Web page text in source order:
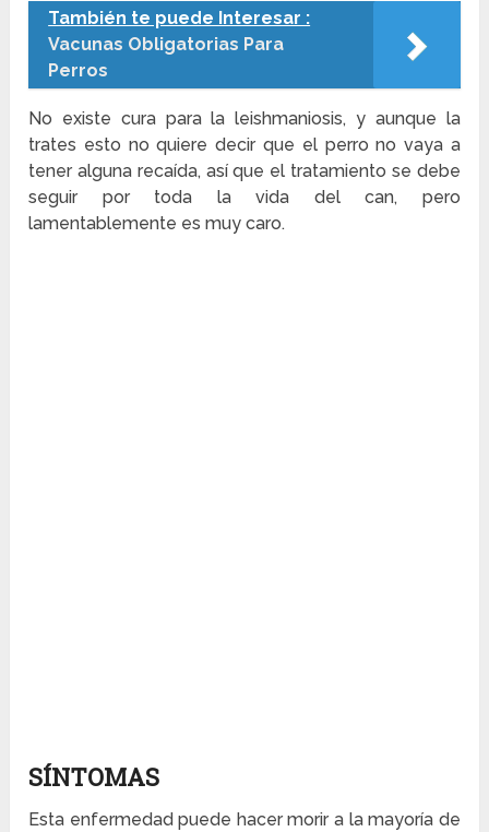
También te puede Interesar :
Vacunas Obligatorias Para
Perros
No existe cura para la leishmaniosis, y aunque la
trates esto no quiere decir que el perro no vaya a
tener alguna recaída, así que el tratamiento se debe
seguir por toda la vida del can, pero
lamentablemente es muy caro.
SÍNTOMAS
Esta enfermedad puede hacer morir a la mayoría de